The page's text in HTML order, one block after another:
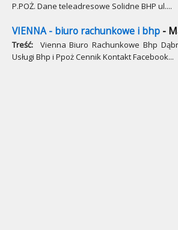
P.POŻ. Dane teleadresowe Solidne BHP ul....
VIENNA - biuro rachunkowe i bhp -
Treść: Vienna Biuro Rachunkowe Bhp
Usługi Bhp i Ppoż Cennik Kontakt Facebook...